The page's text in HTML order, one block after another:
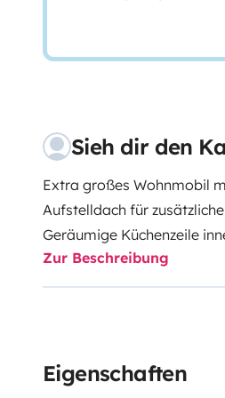
Sieh dir den
Extra großes Wohnmobil
Aufstelldach für
Geräumige Küchenzeile
Extra große Nasszelle mit
Luftheizung. 4 Sitzplätze
Der Mieter muss eine
Zur Beschreibung
Eigenschaften